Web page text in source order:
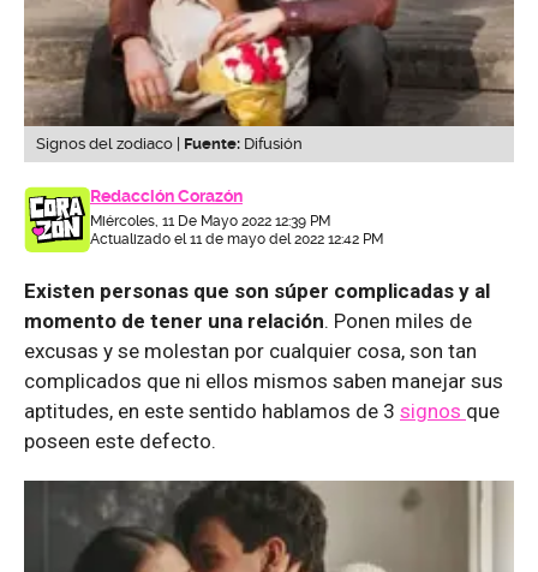
Signos del zodiaco | Fuente: Difusión
Redacción Corazón
Miércoles, 11 De Mayo 2022 12:39 PM
Actualizado el 11 de mayo del 2022 12:42 PM
Existen personas que son súper complicadas y al
momento de tener una relación. Ponen miles de
excusas y se molestan por cualquier cosa, son tan
complicados que ni ellos mismos saben manejar sus
aptitudes, en este sentido hablamos de 3 signos que
poseen este defecto.